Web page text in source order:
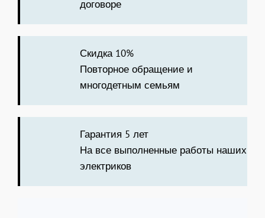
договоре
Скидка 10%
Повторное обращение и
многодетным семьям
Гарантия 5 лет
На все выполненные работы наших
электриков